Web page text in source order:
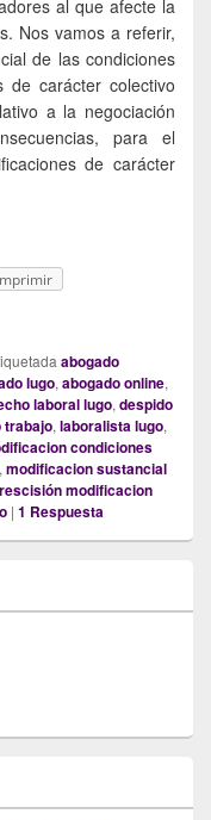
al que afecte la
Nos vamos a referir,
de las condiciones
de carácter colectivo
a la negociación
para el
de carácter
sustancial de las
abogado
lugo, abogado online,
laboral lugo, despido
trabajo, laboralista lugo,
condiciones
, modificacion sustancial
rescisión modificacion
| 1 Respuesta